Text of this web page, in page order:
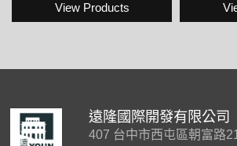
View Products
遠隆國際開發有限公司
407 台中市西屯區朝富路